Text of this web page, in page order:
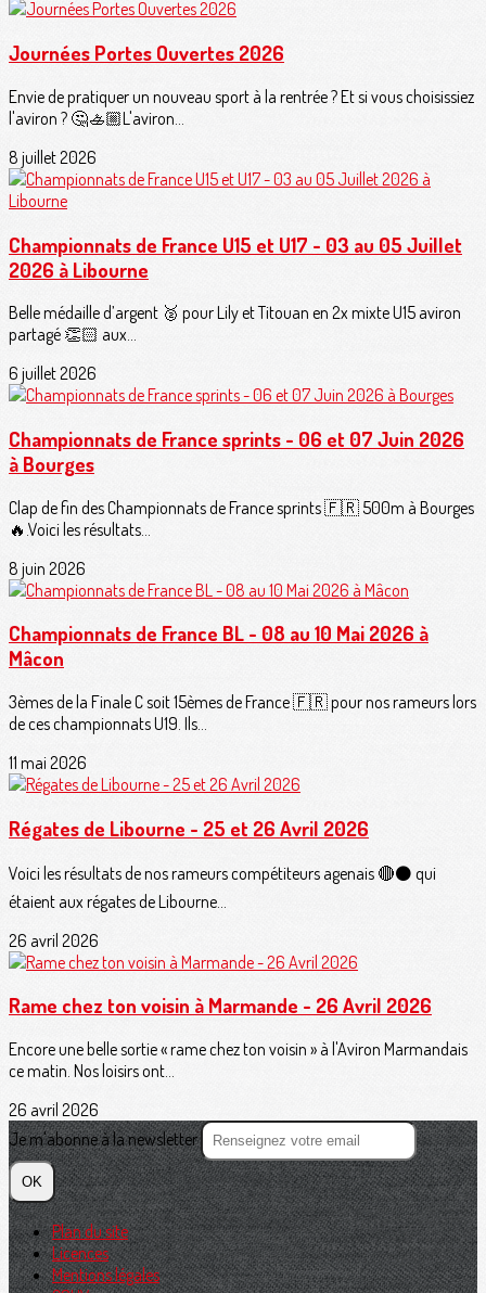
Journées Portes Ouvertes 2026
Envie de pratiquer un nouveau sport à la rentrée ? Et si vous choisissiez
l'aviron ? 🤔🚣🏼L'aviron...
8 juillet 2026
Championnats de France U15 et U17 - 03 au 05 Juillet
2026 à Libourne
Belle médaille d’argent 🥈 pour Lily et Titouan en 2x mixte U15 aviron
partagé 👏🏻 aux...
6 juillet 2026
Championnats de France sprints - 06 et 07 Juin 2026
à Bourges
Clap de fin des Championnats de France sprints 🇫🇷 500m à Bourges
🔥.Voici les résultats...
8 juin 2026
Championnats de France BL - 08 au 10 Mai 2026 à
Mâcon
3èmes de la Finale C soit 15èmes de France 🇫🇷 pour nos rameurs lors
de ces championnats U19. Ils...
11 mai 2026
Régates de Libourne - 25 et 26 Avril 2026
Voici les résultats de nos rameurs compétiteurs agenais 🔴⚫️ qui
étaient aux régates de Libourne...
26 avril 2026
Rame chez ton voisin à Marmande - 26 Avril 2026
Encore une belle sortie « rame chez ton voisin » à l'Aviron Marmandais
ce matin. Nos loisirs ont...
26 avril 2026
Je m'abonne à la newsletter
OK
Plan du site
Licences
Mentions légales